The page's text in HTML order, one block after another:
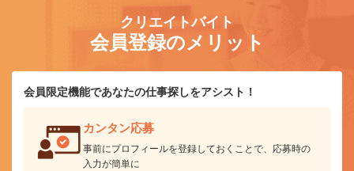
クリエイトバイト
会員登録のメリット
会員限定機能であなたの仕事探しをアシスト！
カンタン応募
事前にプロフィールを登録しておくことで、応募時の
入力が簡単に